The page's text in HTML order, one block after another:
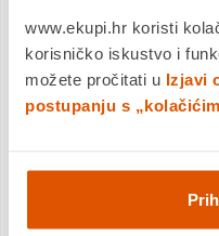
www.ekupi.hr koristi
korisničko iskustvo i
možete pročitati u Izjavi
postupanju s